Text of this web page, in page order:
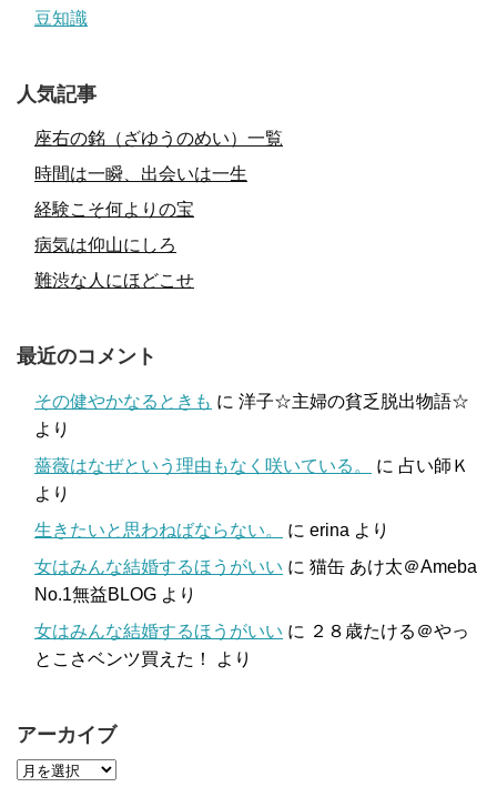
豆知識
人気記事
座右の銘（ざゆうのめい）一覧
時間は一瞬、出会いは一生
経験こそ何よりの宝
病気は仰山にしろ
難渋な人にほどこせ
最近のコメント
その健やかなるときも に 洋子☆主婦の貧乏脱出物語☆
より
薔薇はなぜという理由もなく咲いている。
に 占い師Ｋ
より
生きたいと思わねばならない。
に erina より
女はみんな結婚するほうがいい に 猫缶 あけ太＠Ameba
No.1無益BLOG より
女はみんな結婚するほうがいい に ２８歳たける＠やっ
とこさベンツ買えた！
より
アーカイブ